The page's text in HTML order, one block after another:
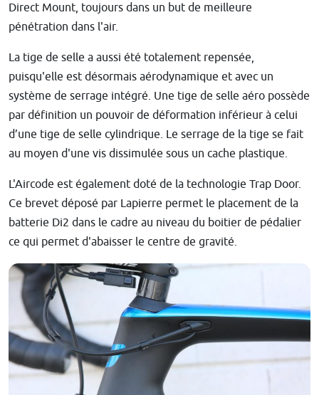
Direct Mount, toujours dans un but de meilleure
pénétration dans l'air.
La tige de selle a aussi été totalement repensée,
puisqu'elle est désormais aérodynamique et avec un
système de serrage intégré. Une tige de selle aéro possède
par définition un pouvoir de déformation inférieur à celui
d’une tige de selle cylindrique. Le serrage de la tige se fait
au moyen d'une vis dissimulée sous un cache plastique.
L'Aircode est également doté de la technologie Trap Door.
Ce brevet déposé par Lapierre permet le placement de la
batterie Di2 dans le cadre au niveau du boitier de pédalier
ce qui permet d'abaisser le centre de gravité.